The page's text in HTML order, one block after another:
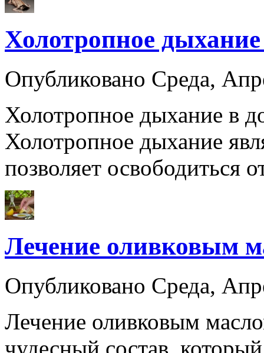
Холотропное
Опубликовано Среда,
Холотропное дыхание в
Холотропное дыхание
позволяет освободиться
Лечение оливковым
Опубликовано Среда,
Лечение оливковым
чудесный состав,